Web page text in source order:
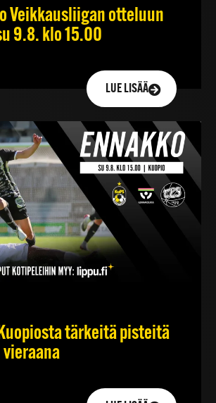
Veikkausliigan otteluun
9.8. klo 15.00
LUE LISÄÄ
tärkeitä pisteitä